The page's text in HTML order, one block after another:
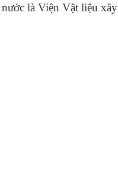
là Viện Vật liệu xây